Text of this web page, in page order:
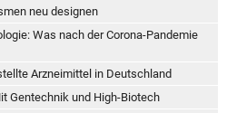
neu designen
Was nach der Corona-Pandemie
Arzneimittel in Deutschland
Gentechnik und High-Biotech